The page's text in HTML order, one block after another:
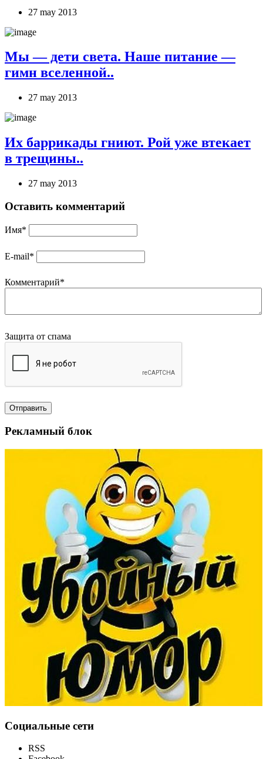
27 may 2013
Мы — дети света. Наше питание —
гимн вселенной..
27 may 2013
Их баррикады гниют. Рой уже втекает
в трещины..
27 may 2013
Оставить комментарий
Имя*
E-mail*
Комментарий*
Защита от спама
Отправить
Рекламный блок
Социальные сети
RSS